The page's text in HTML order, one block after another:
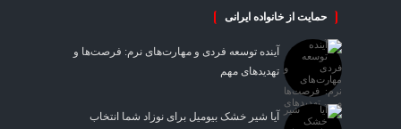
حمایت از خانواده ایرانی
آینده توسعه فردی و مهارت‌های نرم: فرصت‌ها و
تهدیدهای مهم
آیا شیر خشک بیومیل برای نوزاد شما انتخاب